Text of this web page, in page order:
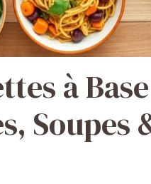
à
Soupes